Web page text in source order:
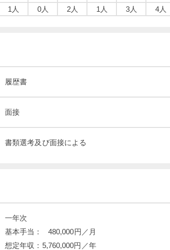
1人 0人 2人 1人 3人 4人
履歴書
面接
書類選考及び面接による
一年次
基本手当：   480,000円／月
想定年収：5,760,000円／年